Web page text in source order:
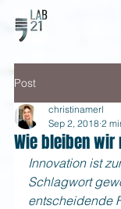
Post
Wie bleiben wir
christinamerl
Sep 2, 2018 2
Innovation ist
Schlagwort
entscheidende